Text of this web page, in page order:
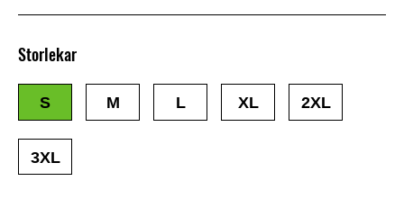
Storlekar
S M L XL 2XL
3XL